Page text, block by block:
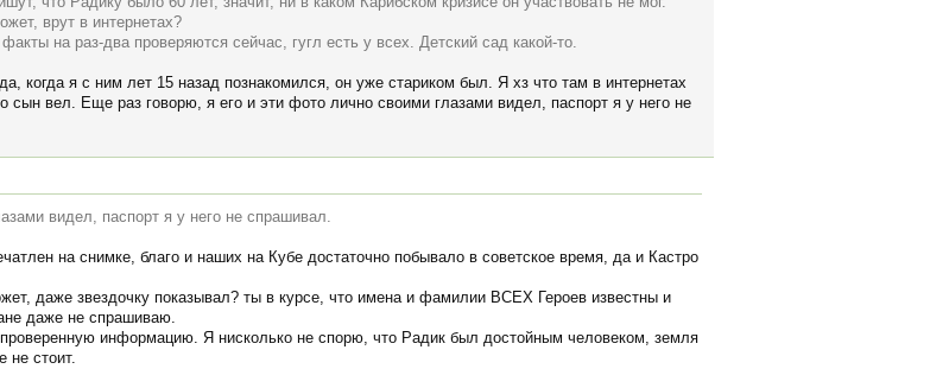
врут в интернетах?
на раз-два проверяются сейчас, гугл есть у всех. Детский сад какой-то.
когда я с ним лет 15 назад познакомился, он уже стариком был. Я хз что там в интернетах
сын вел. Еще раз говорю, я его и эти фото лично своими глазами видел, паспорт я у него не
видел, паспорт я у него не спрашивал.
на снимке, благо и наших на Кубе достаточно побывало в советское время, да и Кастро
даже звездочку показывал? ты в курсе, что имена и фамилии ВСЕХ Героев известны и
даже не спрашиваю.
информацию. Я нисколько не спорю, что Радик был достойным человеком, земля
не стоит.